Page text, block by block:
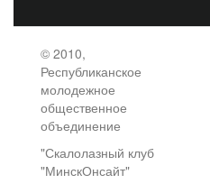
© 2010,
Республиканское
молодежное
общественное
объединение
"Скалолазный клуб
"МинскОнсайт"